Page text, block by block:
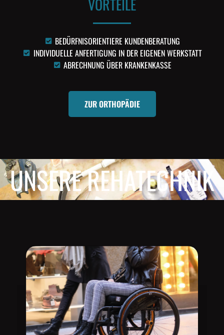
VORTEILE
BEDÜRFNISORIENTIERE KUNDENBERATUNG
INDIVIDUELLE ANFERTIGUNG IN DER EIGENEN WERKSTATT
ABRECHNUNG ÜBER KRANKENKASSE
ZUR ORTHOPÄDIE
UNSERE REHATECHNIK